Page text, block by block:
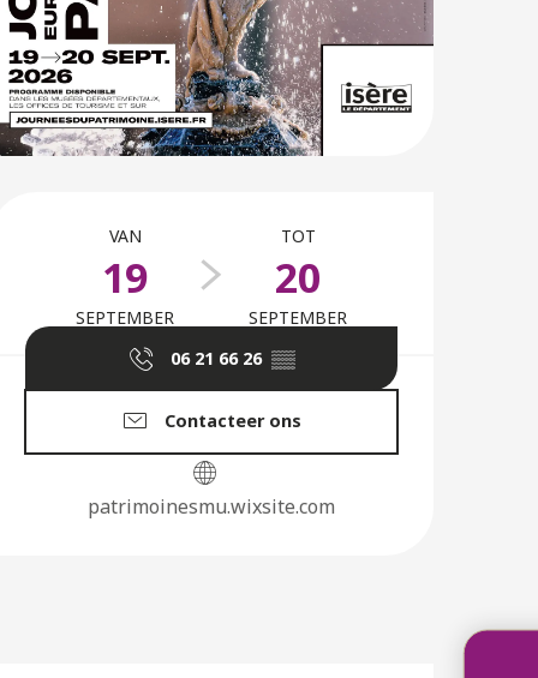
Openingstijden en
VAN
19
SEPTEMBER
TOT
20
SEPTEMBER
06 21 66 26 ▒▒
Contacteer ons
patrimoinesmu.wixsite.com